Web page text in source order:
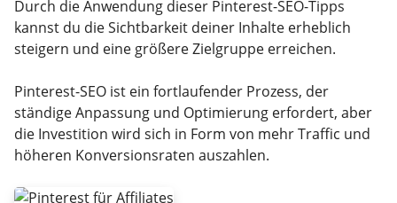
Durch die Anwendung dieser Pinterest-SEO-Tipps
kannst du die Sichtbarkeit deiner Inhalte erheblich
steigern und eine größere Zielgruppe erreichen.
Pinterest-SEO ist ein fortlaufender Prozess, der
ständige Anpassung und Optimierung erfordert, aber
die Investition wird sich in Form von mehr Traffic und
höheren Konversionsraten auszahlen.